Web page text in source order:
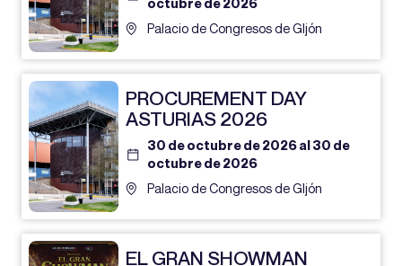
octubre de 2026
Palacio de Congresos de GIjón
PROCUREMENT DAY
ASTURIAS 2026
30 de octubre de 2026 al 30 de
octubre de 2026
Palacio de Congresos de GIjón
EL GRAN SHOWMAN